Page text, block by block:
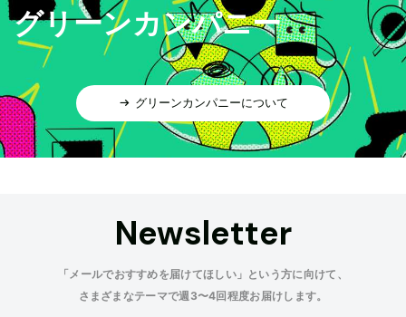
グリーンカンパニー
グリーンカンパニーについて
Newsletter
「メールでおすすめを届けてほしい」という方に向けて、
さまざまなテーマで週3〜4回程度お届けします。